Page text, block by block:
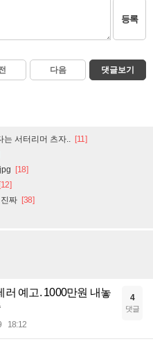
등록
다음 댓글보기
서터리머 츠자.. [11]
[18]
짜 [38]
러 예고. 1000만원 내놓
18:12
4
댓글